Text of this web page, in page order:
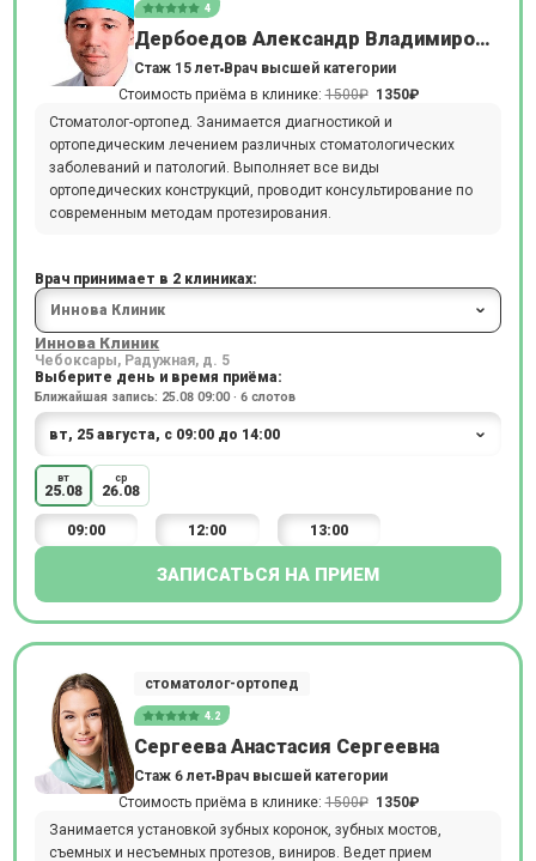
4
Дербоедов Александр Владимирович
Стаж 15 лет Врач высшей категории
Стоимость приёма в клинике:1500₽ 1350₽
Стоматолог-ортопед. Занимается диагностикой и
ортопедическим лечением различных стоматологических
заболеваний и патологий. Выполняет все виды
ортопедических конструкций, проводит консультирование по
современным методам протезирования.
Врач принимает в 2 клиниках:
Иннова Клиник
Чебоксары, Радужная, д. 5
Выберите день и время приёма:
Ближайшая запись: 25.08 09:00 · 6 слотов
вт
25.08
ср
26.08
09:00 12:00 13:00
ЗАПИСАТЬСЯ НА ПРИЕМ
стоматолог-ортопед
4.2
Сергеева Анастасия Сергеевна
Стаж 6 лет Врач высшей категории
Стоимость приёма в клинике:1500₽ 1350₽
Занимается установкой зубных коронок, зубных мостов,
съемных и несъемных протезов, виниров. Ведет прием